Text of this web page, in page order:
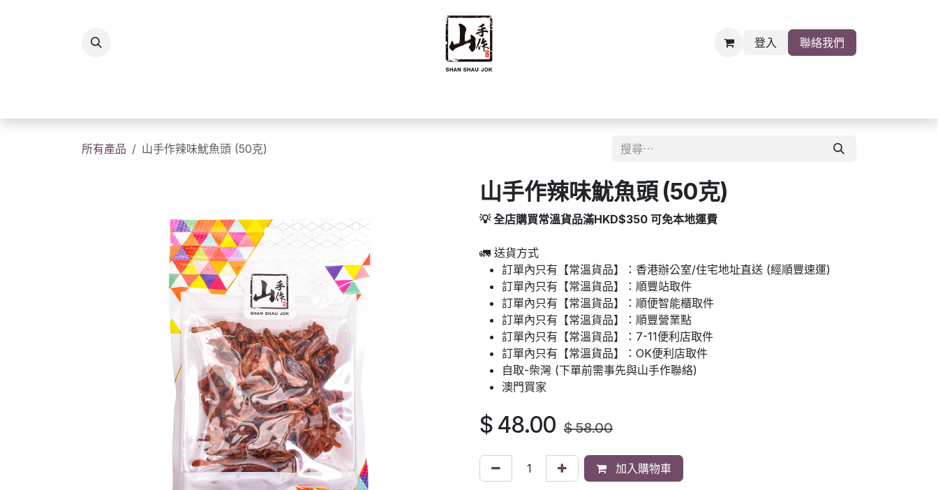
登入 聯絡我們
所有產品 山手作辣味魷魚頭 (50克)
山手作辣味魷魚頭 (50克)
💡 全店購買常溫貨品滿HKD$350 可免本地運費
🚛 送貨方式
訂單內只有【常溫貨品】：香港辦公室/住宅地址直送 (經順豐速運)
訂單內只有【常溫貨品】：順豐站取件
訂單內只有【常溫貨品】：順便智能櫃取件
訂單內只有【常溫貨品】：順豐營業點
訂單內只有【常溫貨品】：7-11便利店取件
訂單內只有【常溫貨品】：OK便利店取件
自取-柴灣 (下單前需事先與山手作聯絡)
澳門買家
$ 48.00 $58.00
加入購物車